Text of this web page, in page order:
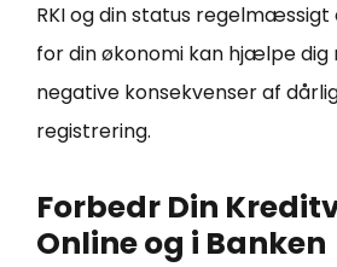
RKI og din status
for din økonomi kan hjælpe dig
negative konsekvenser af
registrering.
Forbedr Din
Online og i Banken